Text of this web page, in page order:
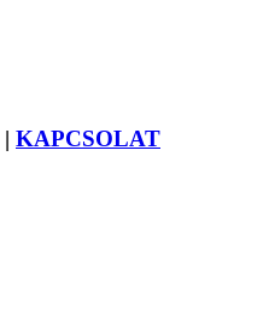
| KAPCSOLAT